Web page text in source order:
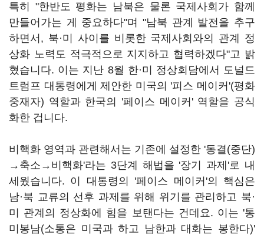
특히 "한반도 평화는 남북은 물론 국제사회가 함께
만들어가는 게 중요하다"며 "남북 관계 발전을 추구
하면서, 북·미 사이를 비롯한 국제사회와의 관계 정
상화 노력도 적극적으로 지지하고 협력하겠다"고 밝
혔습니다. 이는 지난 8월 한·미 정상회담에서 도널드
트럼프 대통령에게 제안한 미국의 '피스 메이커'(평화
중재자) 역할과 한국의 '페이스 메이커' 역할을 공식
화한 겁니다.
비핵화 영역과 관련해서는 기존에 설정한 '동결(중단)
→축소→비핵화'라는 3단계 해법을 '장기 과제'로 내
세웠습니다. 이 대통령의 '페이스 메이커'의 핵심은
남·북 교류의 선후 과제를 위해 위기를 관리하고 북·
미 관계의 정상화에 힘을 보탠다는 건데요. 이는 '통
미봉남(소통은 미국과 하고 남한과 대화는 봉한다)'